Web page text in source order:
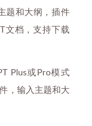
题和大纲，插件
文档，支持下载
Plus或Pro模式
，输入主题和大